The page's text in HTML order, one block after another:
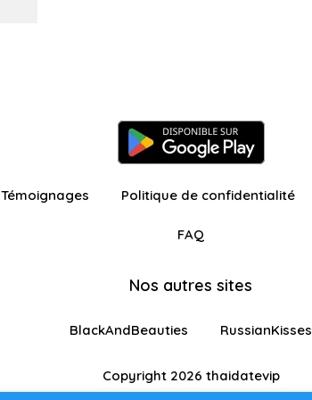
Témoignages Politique de confidentialité
FAQ
Nos autres sites
BlackAndBeauties RussianKisses
Copyright 2026 thaidatevip